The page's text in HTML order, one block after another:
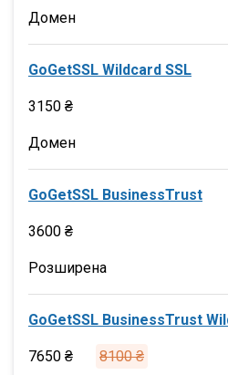
Домен
GoGetSSL Wildcard SSL
3150 ₴
Домен
GoGetSSL BusinessTrust
3600 ₴
Розширена
GoGetSSL BusinessTrust
7650 ₴ 8100 ₴